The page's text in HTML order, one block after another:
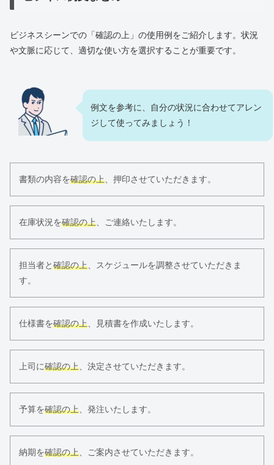
ビジネスシーンでの「確認の上」の使用例をご紹介します。状況
や文脈に応じて、適切な使い方を選択することが重要です。
例文を参考に、自分の状況に合わせてアレン
ジして使ってみましょう！
書類の内容を確認の上、押印させていただきます。
在庫状況を確認の上、ご連絡いたします。
担当者と確認の上、スケジュールを調整させていただきま
す。
仕様書を確認の上、見積書を作成いたします。
上司に確認の上、決定させていただきます。
予算を確認の上、発注いたします。
納期を確認の上、ご案内させていただきます。